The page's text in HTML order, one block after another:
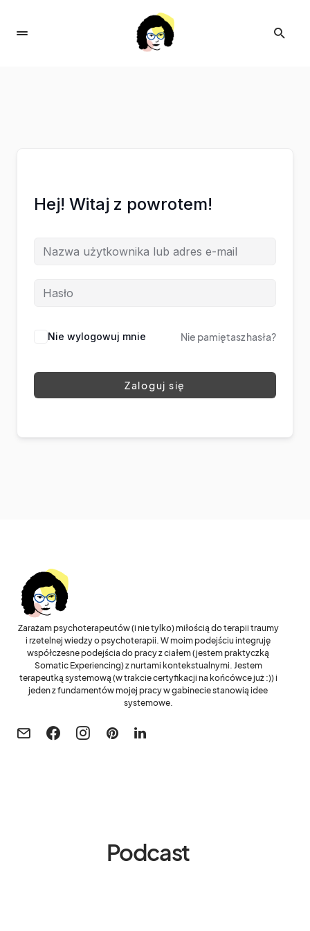
Hej! Witaj z powrotem!
Nie wylogowuj mnie Nie pamiętasz hasła?
Zaloguj się
Zarażam psychoterapeutów (i nie tylko) miłością do terapii traumy
i rzetelnej wiedzy o psychoterapii. W moim podejściu integruję
współczesne podejścia do pracy z ciałem (jestem praktyczką
Somatic Experiencing) z nurtami kontekstualnymi. Jestem
terapeutką systemową (w trakcie certyfikacji na końcówce już :)) i
jeden z fundamentów mojej pracy w gabinecie stanowią idee
systemowe.
Podcast